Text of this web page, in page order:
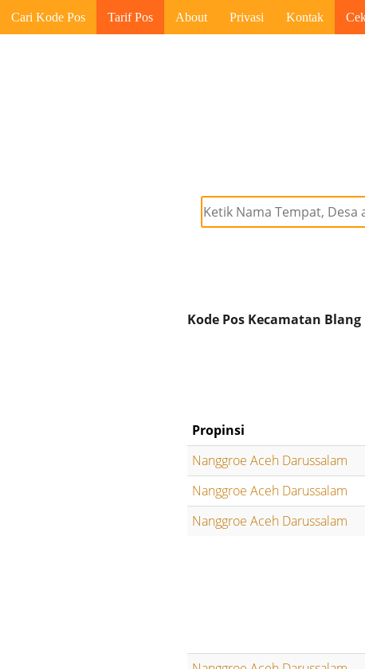
Cari Kode Pos Tarif Pos About Privasi Kontak
Kode Pos Kecamatan
Propinsi
Nanggroe Aceh Darussalam
Nanggroe Aceh Darussalam
Nanggroe Aceh Darussalam